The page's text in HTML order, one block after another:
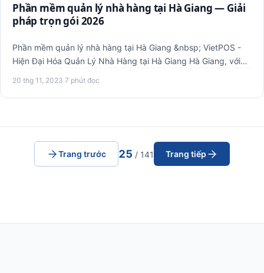
Phần mềm quản lý nhà hàng tại Hà Giang — Giải
pháp trọn gói 2026
Phần mềm quản lý nhà hàng tại Hà Giang &nbsp; VietPOS -
Hiện Đại Hóa Quản Lý Nhà Hàng tại Hà Giang Hà Giang, với
20 thg 11, 2023·7 phút đọc
Trang trước 25 / 141 Trang tiếp